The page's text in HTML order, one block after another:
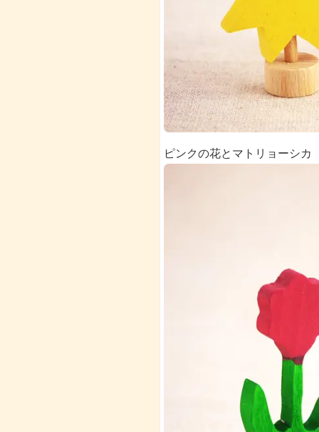
ピンクの花とマトリョーシカ